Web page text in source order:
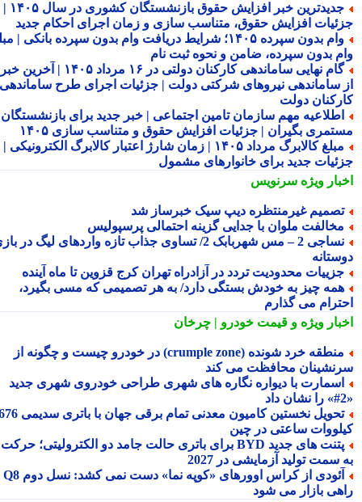
جدیدترین خبر افزایش حقوق بازنشستگان کشوری در سال ۱۴۰۵ |
افزایش حقوق، متناسب سازی و زمان اجرای احکام جدید
وام بدون سپرده ۱۴۰۵؛ شرایط دریافت وام بدون سپرده بانکی | مبلغ
بدون سپرده، ضامن و نحوه ثبت نام
گام نهایی ساماندهی کارکنان دولتی در ۱۶ مرداد ۱۴۰۵ | آخرین خبر
ساماندهی نیروهای شرکتی دولت | جزئیات اجرای طرح ساماندهی
دولت
مهم سازمان تامین اجتماعی | خبر جدید برای بازنشستگان و
بگیران | جزئیات افزایش حقوق و متناسب سازی ۱۴۰۵
مبلغ کالابرگ مرداد ۱۴۰۵ | زمان شارژ اعتبار کالابرگ الکترونیکی |
جدید برای خانوارهای مشمول
ویژهسرنویس
غیرمنتظره دیپ سیک خبرساز شد
ملوان با جدایی گزینه احتمالی پرسپولیس
نساجی 2 – مس شهربابک 2/ تساوی جذاب تازه واردهای لیگ در بازی
محدودیت تردد در آزادراه تهران کرج قزوین تا ماه آینده
چیز به خودش بستگی دارد/ به هر تصمیمی که مسی بگیرد،
می گذارم
ویژهو قیمت خودرو | چرخان
منطقه خرد شونده (crumple zone) در خودرو چیست و چگونه از
محافظت می کند
با دیواره نگاره های شهری طراحی خودروی شهری جدید
تحویل نخستین کامیون معدنی تمام برقی جهان با باتری سدیمی 676
ساعتی در چین
پتنت های جدید BYD برای باتری حالت جامد دو الکترولیتی؛ حرکت
سمت تولید آزمایشی در 2027
آئودی از کراس اوورهای «کوپه نما» دست نمی کشد: نسل دوم Q8
بازار می شود